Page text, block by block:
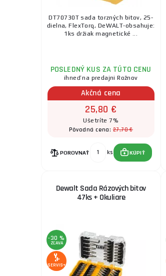
DT70730T sada torzných bitov, 25-
dielna, FlexTorq, DeWALT-obsahuje:
1ks držiak magnetické ...
POSLEDNÝ KUS ZA TÚTO CENU
ihneď na predajni Rožnov
Akčná cena
25,80 €
Ušetríte 7%
Pôvodná cena:27,70 €
POROVNAŤ ks KÚPIŤ
Dewalt Sada Rázových bitov
47ks + Okuliare
-30 %
ZĽAVA
SERVIS+